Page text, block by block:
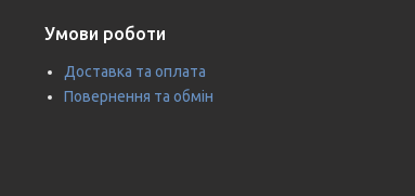
Умови роботи
Доставка та оплата
Повернення та обмін